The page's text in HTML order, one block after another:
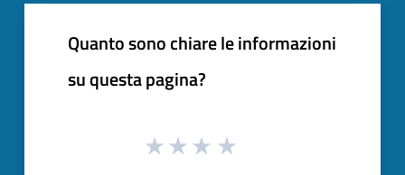
Quanto sono chiare le informazioni
su questa pagina?